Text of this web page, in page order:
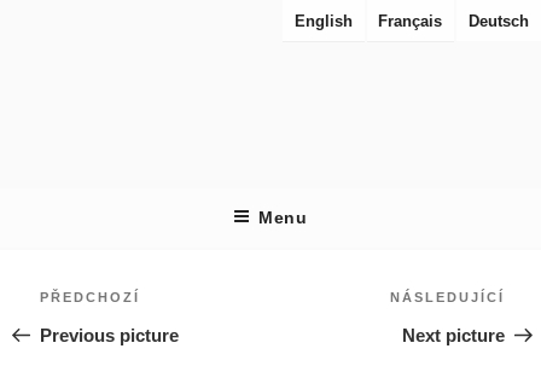
English Français Deutsch
Menu
Navigace
příspěvek
NÁSLEDUJÍCÍ
Next picture
Předchozí
PŘEDCHOZÍ
Previous picture